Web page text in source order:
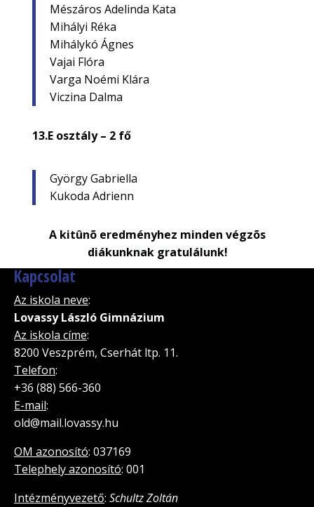
Mészáros Adelinda Kata
Mihályi Réka
Mihálykó Ágnes
Vajai Flóra
Varga Noémi Klára
Viczina Dalma
13.E osztály – 2 fő
György Gabriella
Kukoda Adrienn
A kitûnõ eredményhez minden végzõs
diákunknak gratulálunk!
Kapcsolat
Az iskola neve:
Lovassy László Gimnázium
Az iskola címe:
8200 Veszprém, Cserhát ltp. 11.
Telefon:
+36 (88) 566-360
E-mail:
old@mail.lovassy.hu
OM azonosító: 037169
Telephely azonosító: 001
Intézményvezető: Schultz Zoltán